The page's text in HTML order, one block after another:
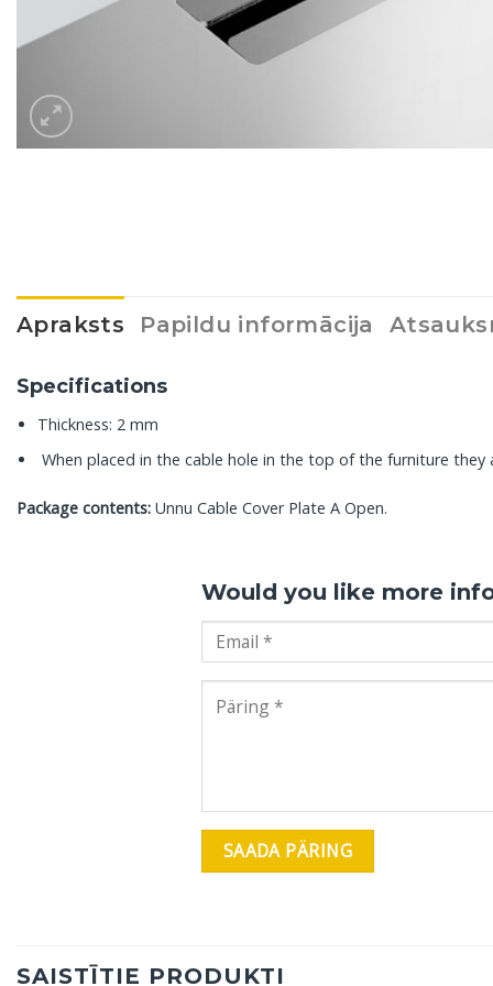
Apraksts Papildu informācija
Specifications
Thickness: 2 mm
When placed in the cable hole in the top of the furniture
Package contents: Unnu Cable Cover Plate A Open.
Would you like more
SAISTĪTIE PRODUKTI